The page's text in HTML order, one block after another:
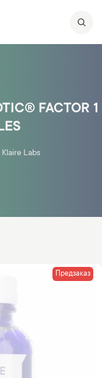
FACTOR 1
Klaire Labs
Предзаказ